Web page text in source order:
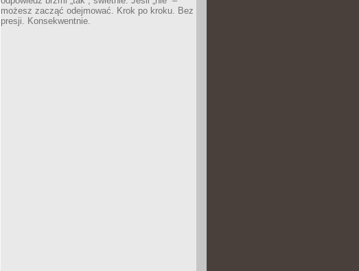
możesz zacząć odejmować. Krok po kroku. Bez
presji. Konsekwentnie.